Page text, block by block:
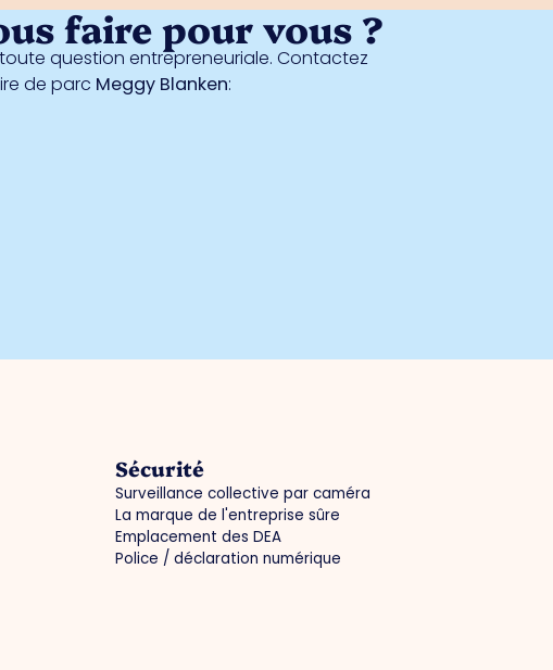
faire pour vous ?
question entrepreneuriale. Contactez
de parc Meggy Blanken:
Sécurité
Surveillance collective par caméra
La marque de l'entreprise sûre
Emplacement des DEA
Police / déclaration numérique